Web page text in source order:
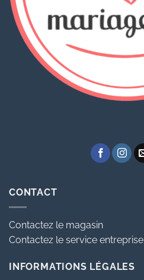
CONTACT
Contactez le magasin
Contactez le service entreprise
INFORMATIONS LÉGALES